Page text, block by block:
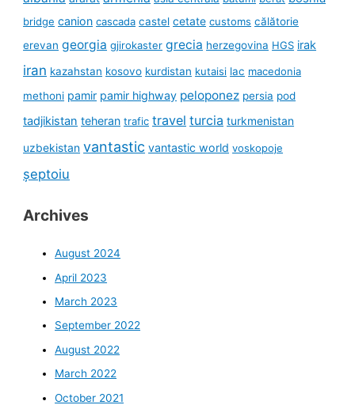
bridge canion cascada castel cetate customs călătorie
erevan georgia gjirokaster grecia herzegovina HGS irak
iran kazahstan kosovo kurdistan kutaisi lac macedonia
methoni pamir pamir highway peloponez persia pod
tadjikistan teheran trafic travel turcia turkmenistan
uzbekistan vantastic vantastic world voskopoje
șeptoiu
Archives
August 2024
April 2023
March 2023
September 2022
August 2022
March 2022
October 2021